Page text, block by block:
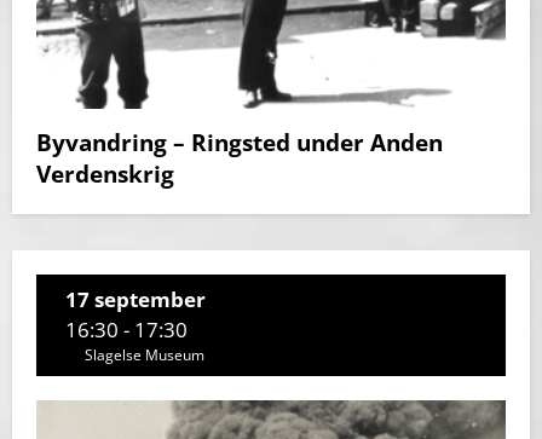
Byvandring – Ringsted under Anden
Verdenskrig
17 september
16:30 - 17:30
Slagelse Museum